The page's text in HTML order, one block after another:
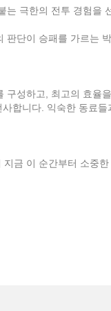
는 극한의 전투 경험을
판단이 승패를 가르는
구성하고, 최고의 효율을
합니다. 익숙한 동료들
금 이 순간부터 소중한